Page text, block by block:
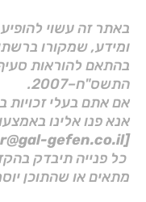
באתר זה עשוי
ומידע, שמקורו
התשס"ח–2007.
אם אתם בעלי זכויות
אנא פנו אלינו
[Manager@gal-gefen.co.il]
כל פנייה תיבדק
מתאים או שהתוכן